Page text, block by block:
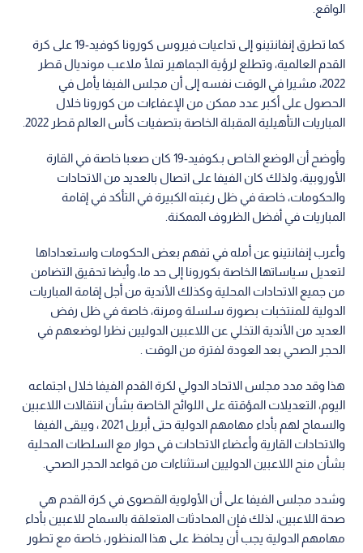
الواقع.
كما تطرق إنفانتينو إلى تداعيات فيروس كورونا كوفيد-19 على كرة
القدم العالمية، وتطلع لرؤية الجماهير تملأ ملاعب مونديال قطر
2022، مشيرا في الوقت نفسه إلى أن مجلس الفيفا يأمل في
الحصول على أكبر عدد ممكن من الإعفاءات من كورونا خلال
المباريات التأهيلية المقبلة الخاصة بتصفيات كأس العالم قطر 2022.
وأوضح أن الوضع الخاص بـكوفيد-19 كان صعبا خاصة في القارة
الأوروبية، ولذلك كان الفيفا على اتصال بالعديد من الاتحادات
والحكومات، خاصة في ظل رغبته الكبيرة في التأكد في إقامة
المباريات في أفضل الظروف الممكنة.
وأعرب إنفانتينو عن أمله في تفهم بعض الحكومات واستعداداها
لتعديل سياساتها الخاصة بكورونا إلى حد ما، وأيضا تحقيق التضامن
من جميع الاتحادات المحلية وكذلك الأندية من أجل إقامة المباريات
الدولية للمنتخبات بصورة سلسلة ومرنة، خاصة في ظل رفض
العديد من الأندية التخلي عن اللاعبين الدوليين نظرا لوضعهم في
الحجر الصحي بعد العودة لفترة من الوقت .
هذا وقد مدد مجلس الاتحاد الدولي لكرة القدم الفيفا خلال اجتماعه
اليوم، التعديلات المؤقتة على اللوائح الخاصة بشأن انتقالات اللاعبين
والسماح لهم بأداء مهامهم الدولية حتى أبريل 2021 ، ويبقى الفيفا
والاتحادات القارية وأعضاء الاتحادات في حوار مع السلطات المحلية
بشأن منح اللاعبين الدوليين استثناءات من قواعد الحجر الصحي.
وشدد مجلس الفيفا على أن الأولوية القصوى في كرة القدم هي
صحة اللاعبين، لذلك فإن المحادثات المتعلقة بالسماح للاعبين بأداء
مهامهم الدولية يجب أن يحافظ على هذا المنظور، خاصة مع تطور